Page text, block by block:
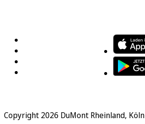
Copyright 2026 DuMont Rheinland, Köln